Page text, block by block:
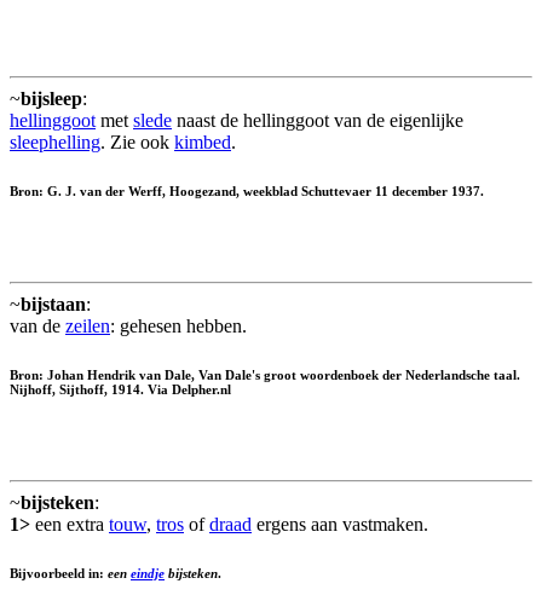
~bijsleep:
hellinggoot met slede naast de hellinggoot van de eigenlijke
sleephelling. Zie ook kimbed.
Bron: G. J. van der Werff, Hoogezand, weekblad Schuttevaer 11 december 1937.
~bijstaan:
van de zeilen: gehesen hebben.
Bron: Johan Hendrik van Dale, Van Dale's groot woordenboek der Nederlandsche taal.
Nijhoff, Sijthoff, 1914. Via Delpher.nl
~bijsteken:
1> een extra touw, tros ofdraad ergens aan vastmaken.
Bijvoorbeeld in: een eindje bijsteken.